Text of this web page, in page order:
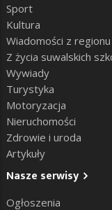
Sport
Kultura
Wiadomości z regionu
Z życia suwalskich
Wywiady
Turystyka
Motoryzacja
Nieruchomości
Zdrowie i uroda
Artykuły
Nasze serwisy
Ogłoszenia